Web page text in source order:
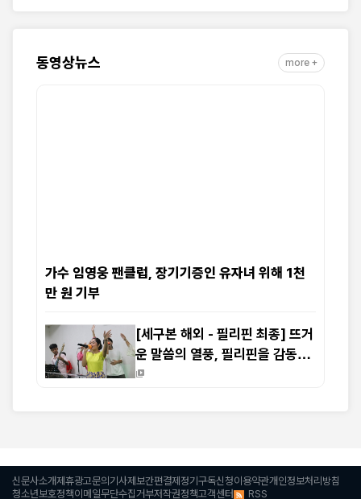
동영상뉴스 more +
가수 임영웅 팬클럽, 장기기증인 유자녀 위해 1천
만 원 기부
[세구본 해외 - 필리핀 최종] 뜨거
운 말씀의 열풍, 필리핀을 감동으
로 물들이다
신문사소개제휴광고문의 기사제보간편결제 정기구독신청이용약관개인정보처리방침
청소년보호정책 이메일무단수집거부저작권정책고객센터 RSS